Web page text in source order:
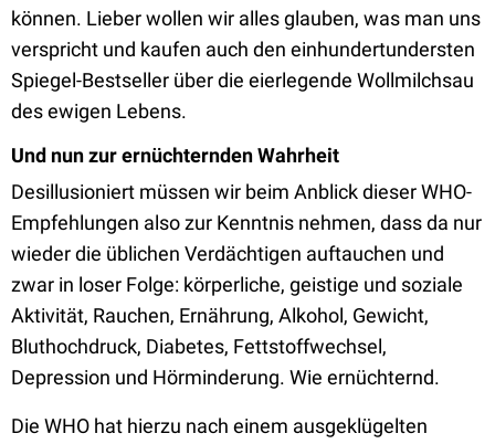
können. Lieber wollen wir alles glauben, was man uns
verspricht und kaufen auch den einhundertundersten
Spiegel-Bestseller über die eierlegende Wollmilchsau
des ewigen Lebens.
Und nun zur ernüchternden Wahrheit
Desillusioniert müssen wir beim Anblick dieser WHO-
Empfehlungen also zur Kenntnis nehmen, dass da nur
wieder die üblichen Verdächtigen auftauchen und
zwar in loser Folge: körperliche, geistige und soziale
Aktivität, Rauchen, Ernährung, Alkohol, Gewicht,
Bluthochdruck, Diabetes, Fettstoffwechsel,
Depression und Hörminderung. Wie ernüchternd.
Die WHO hat hierzu nach einem ausgeklügelten